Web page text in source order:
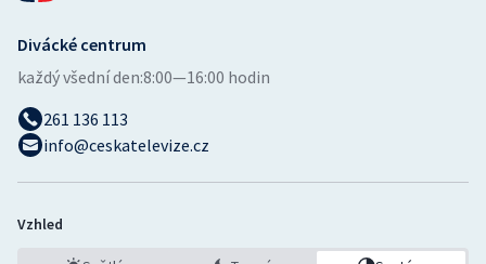
Divácké centrum
každý všední den:8:00—16:00 hodin
261 136 113
info@ceskatelevize.cz
Vzhled